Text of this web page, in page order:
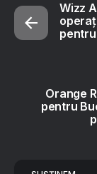
Wizz
Orange
pentru